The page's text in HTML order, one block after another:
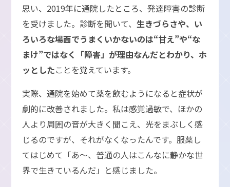
思い、2019年に通院したところ、発達障害の診断
を受けました。診断を聞いて、 生きづらさや、い
ろいろな場面でうまくいかないのは“甘え”や“な
まけ”ではなく「障害」が理由なんだとわかり、ホ
ッとしたことを覚えています。
実際、通院を始めて薬を飲むようになると症状が
劇的に改善されました。私は感覚過敏で、ほかの
人より周囲の音が大きく聞こえ、光をまぶしく感
じるのですが、それがなくなったんです。服薬し
てはじめて「あ～、普通の人はこんなに静かな世
界で生きているんだ」と感じました。